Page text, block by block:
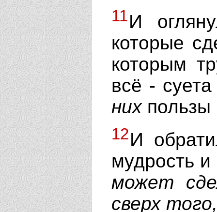
11И
которые
которым
всё -
нихпользы
12И
мудрость и
может
сверх того,